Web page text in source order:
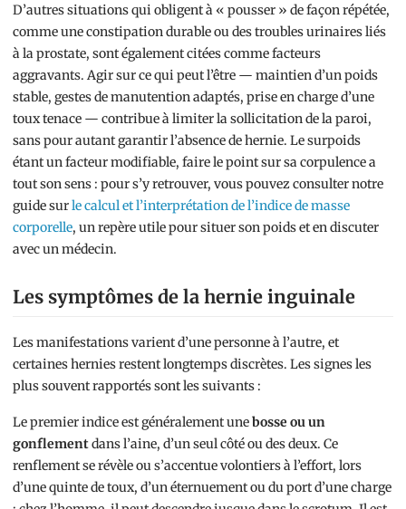
D’autres situations qui obligent à « pousser » de façon répétée,
comme une constipation durable ou des troubles urinaires liés
à la prostate, sont également citées comme facteurs
aggravants. Agir sur ce qui peut l’être — maintien d’un poids
stable, gestes de manutention adaptés, prise en charge d’une
toux tenace — contribue à limiter la sollicitation de la paroi,
sans pour autant garantir l’absence de hernie. Le surpoids
étant un facteur modifiable, faire le point sur sa corpulence a
tout son sens : pour s’y retrouver, vous pouvez consulter notre
guide surle calcul et l’interprétation de l’indice de masse
corporelle, un repère utile pour situer son poids et en discuter
avec un médecin.
Les symptômes de la hernie inguinale
Les manifestations varient d’une personne à l’autre, et
certaines hernies restent longtemps discrètes. Les signes les
plus souvent rapportés sont les suivants :
Le premier indice est généralement unebosse ou un
gonflementdans l’aine, d’un seul côté ou des deux. Ce
renflement se révèle ou s’accentue volontiers à l’effort, lors
d’une quinte de toux, d’un éternuement ou du port d’une charge